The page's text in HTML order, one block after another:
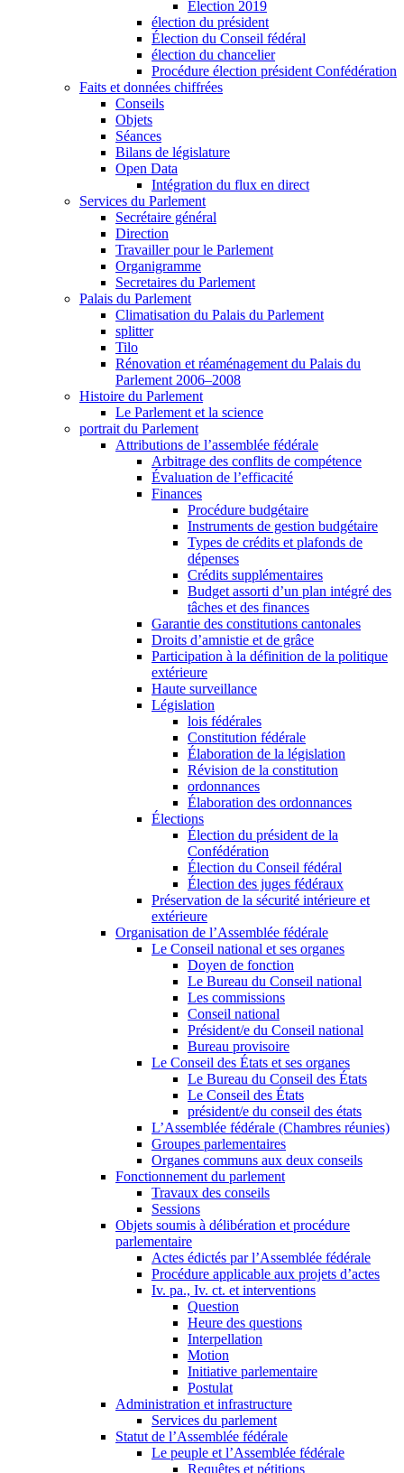
Élection 2019
élection du président
Élection du Conseil fédéral
élection du chancelier
Procédure élection président Confédération
Faits et données chiffrées
Conseils
Objets
Séances
Bilans de législature
Open Data
Intégration du flux en direct
Services du Parlement
Secrétaire général
Direction
Travailler pour le Parlement
Organigramme
Secretaires du Parlement
Palais du Parlement
Climatisation du Palais du Parlement
splitter
Tilo
Rénovation et réaménagement du Palais du
Parlement 2006–2008
Histoire du Parlement
Le Parlement et la science
portrait du Parlement
Attributions de l’assemblée fédérale
Arbitrage des conflits de compétence
Évaluation de l’efficacité
Finances
Procédure budgétaire
Instruments de gestion budgétaire
Types de crédits et plafonds de
dépenses
Crédits supplémentaires
Budget assorti d’un plan intégré des
tâches et des finances
Garantie des constitutions cantonales
Droits d’amnistie et de grâce
Participation à la définition de la politique
extérieure
Haute surveillance
Législation
lois fédérales
Constitution fédérale
Élaboration de la législation
Révision de la constitution
ordonnances
Élaboration des ordonnances
Élections
Élection du président de la
Confédération
Élection du Conseil fédéral
Élection des juges fédéraux
Préservation de la sécurité intérieure et
extérieure
Organisation de l’Assemblée fédérale
Le Conseil national et ses organes
Doyen de fonction
Le Bureau du Conseil national
Les commissions
Conseil national
Président/e du Conseil national
Bureau provisoire
Le Conseil des États et ses organes
Le Bureau du Conseil des États
Le Conseil des États
président/e du conseil des états
L’Assemblée fédérale (Chambres réunies)
Groupes parlementaires
Organes communs aux deux conseils
Fonctionnement du parlement
Travaux des conseils
Sessions
Objets soumis à délibération et procédure
parlementaire
Actes édictés par l’Assemblée fédérale
Procédure applicable aux projets d’actes
Iv. pa., Iv. ct. et interventions
Question
Heure des questions
Interpellation
Motion
Initiative parlementaire
Postulat
Administration et infrastructure
Services du parlement
Statut de l’Assemblée fédérale
Le peuple et l’Assemblée fédérale
Requêtes et pétitions